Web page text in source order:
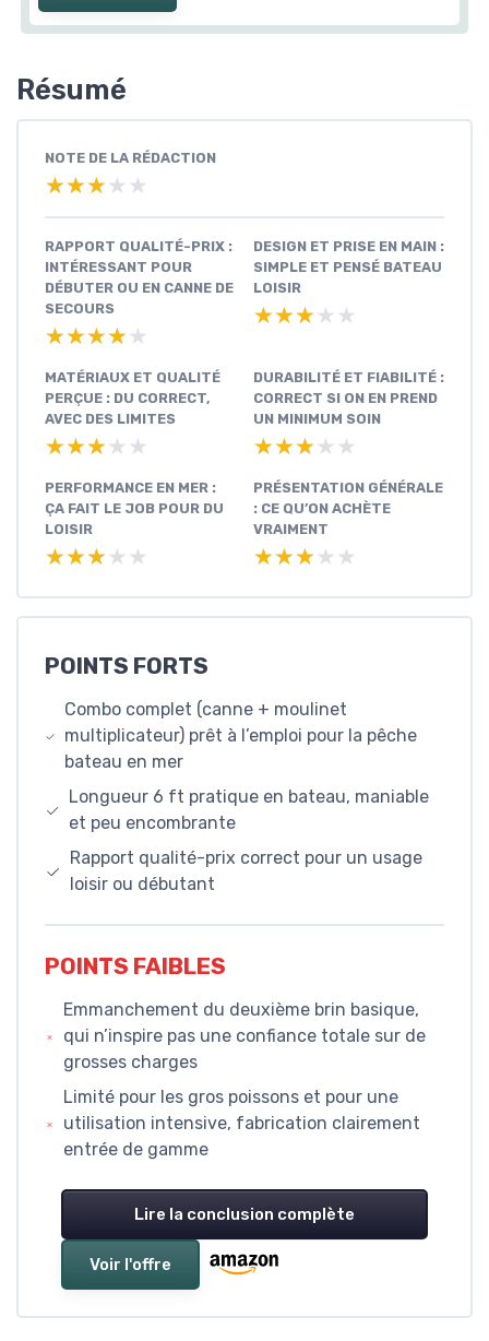
Résumé
NOTE DE LA RÉDACTION
★★★★★
★★★★★
RAPPORT QUALITÉ-PRIX :
INTÉRESSANT POUR
DÉBUTER OU EN CANNE DE
SECOURS
★★★★★
★★★★★
DESIGN ET PRISE EN MAIN :
SIMPLE ET PENSÉ BATEAU
LOISIR
★★★★★
★★★★★
MATÉRIAUX ET QUALITÉ
PERÇUE : DU CORRECT,
AVEC DES LIMITES
★★★★★
★★★★★
DURABILITÉ ET FIABILITÉ :
CORRECT SI ON EN PREND
UN MINIMUM SOIN
★★★★★
★★★★★
PERFORMANCE EN MER :
ÇA FAIT LE JOB POUR DU
LOISIR
★★★★★
★★★★★
PRÉSENTATION GÉNÉRALE
: CE QU’ON ACHÈTE
VRAIMENT
★★★★★
★★★★★
POINTS FORTS
Combo complet (canne + moulinet
multiplicateur) prêt à l’emploi pour la pêche
bateau en mer
Longueur 6 ft pratique en bateau, maniable
et peu encombrante
Rapport qualité-prix correct pour un usage
loisir ou débutant
POINTS FAIBLES
Emmanchement du deuxième brin basique,
qui n’inspire pas une confiance totale sur de
grosses charges
Limité pour les gros poissons et pour une
utilisation intensive, fabrication clairement
entrée de gamme
Lire la conclusion complète
Voir l'offre